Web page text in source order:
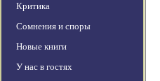
Критика
Сомнения и споры
Новые книги
У нас в гостях